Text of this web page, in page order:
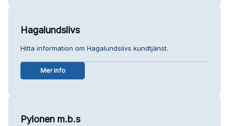
Hagalundslivs
Hitta information om Hagalundslivs kundtjänst.
Mer info
Pylonen m.b.s